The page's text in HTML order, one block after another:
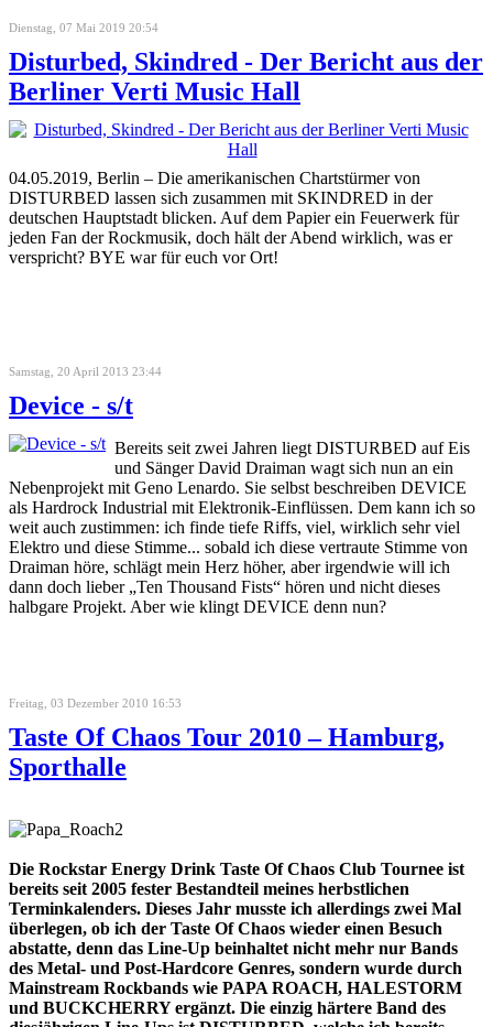
Dienstag, 07 Mai 2019 20:54
Disturbed, Skindred - Der Bericht aus der
Berliner Verti Music Hall
04.05.2019, Berlin – Die amerikanischen Chartstürmer von
DISTURBED lassen sich zusammen mit SKINDRED in der
deutschen Hauptstadt blicken. Auf dem Papier ein Feuerwerk für
jeden Fan der Rockmusik, doch hält der Abend wirklich, was er
verspricht? BYE war für euch vor Ort!
Samstag, 20 April 2013 23:44
Device - s/t
Bereits seit zwei Jahren liegt DISTURBED auf Eis
und Sänger David Draiman wagt sich nun an ein
Nebenprojekt mit Geno Lenardo. Sie selbst beschreiben DEVICE
als Hardrock Industrial mit Elektronik-Einflüssen. Dem kann ich so
weit auch zustimmen: ich finde tiefe Riffs, viel, wirklich sehr viel
Elektro und diese Stimme... sobald ich diese vertraute Stimme von
Draiman höre, schlägt mein Herz höher, aber irgendwie will ich
dann doch lieber „Ten Thousand Fists“ hören und nicht dieses
halbgare Projekt. Aber wie klingt DEVICE denn nun?
Freitag, 03 Dezember 2010 16:53
Taste Of Chaos Tour 2010 – Hamburg,
Sporthalle
Die Rockstar Energy Drink Taste Of Chaos Club Tournee ist
bereits seit 2005 fester Bestandteil meines herbstlichen
Terminkalenders. Dieses Jahr musste ich allerdings zwei Mal
überlegen, ob ich der Taste Of Chaos wieder einen Besuch
abstatte, denn das Line-Up beinhaltet nicht mehr nur Bands
des Metal- und Post-Hardcore Genres, sondern wurde durch
Mainstream Rockbands wie PAPA ROACH, HALESTORM
und BUCKCHERRY ergänzt. Die einzig härtere Band des